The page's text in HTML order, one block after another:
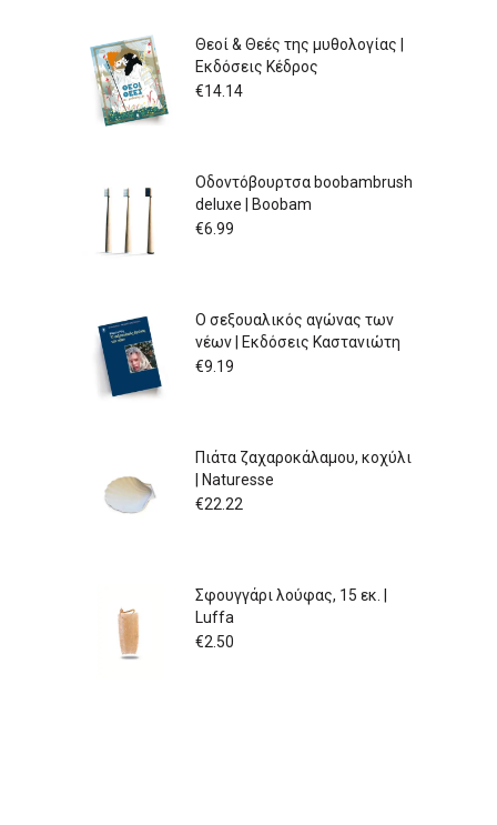
Θεοί & Θεές της μυθολογίας |
Εκδόσεις Κέδρος
€14.14
Οδοντόβουρτσα boobambrush
deluxe | Boobam
€6.99
Ο σεξουαλικός αγώνας των
νέων | Εκδόσεις Καστανιώτη
€9.19
Πιάτα ζαχαροκάλαμου, κοχύλι
| Naturesse
€22.22
Σφουγγάρι λούφας, 15 εκ. |
Luffa
€2.50